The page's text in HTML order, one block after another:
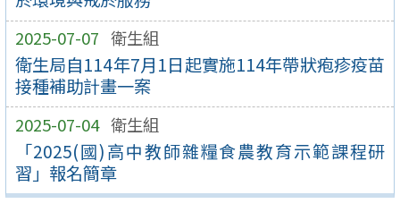
2025-07-07 衛生組
衛生局自114年7月1日起實施114年帶狀疱疹疫苗
接種補助計畫一案
2025-07-04 衛生組
「2025(國)高中教師雜糧食農教育示範課程研
習」報名簡章